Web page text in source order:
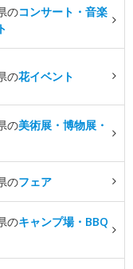
のコンサート・音楽
の花イベント
の美術展・博物展・
のフェア
のキャンプ場・BBQ